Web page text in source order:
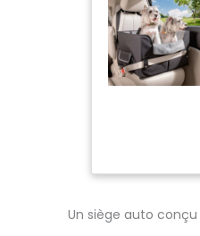
Un siège auto